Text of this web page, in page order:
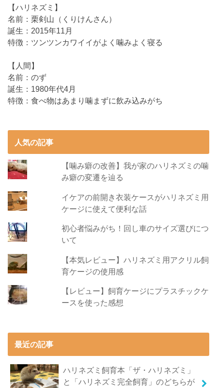
【ハリネズミ】
名前：栗剣山（くりけんさん）
誕生：2015年11月
特徴：ツンツンカワイイがよく噛みよく寝る
【人間】
名前：のず
誕生：1980年代4月
特徴：食べ物はあまり噛まずに飲み込みがち
人気の記事
【噛み癖の改善】我が家のハリネズミの噛
み癖の変遷を辿る
イケアの前開き衣装ケースがハリネズミ用
ケージに使えて便利な話
初心者悩みがち！回し車のサイズ選びにつ
いて
【本気レビュー】ハリネズミ用アクリル飼
育ケージの使用感
【レビュー】飼育ケージにプラスチックケ
ースを使った感想
最近の記事
ハリネズミ飼育本「ザ・ハリネズミ」
と「ハリネズミ完全飼育」のどちらが